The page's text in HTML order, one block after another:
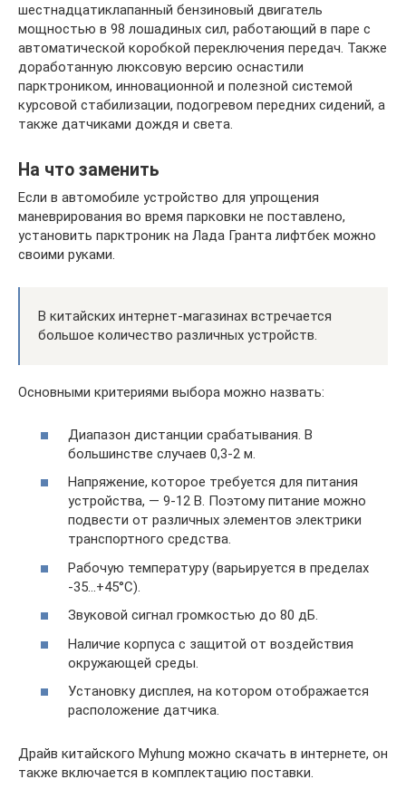
шестнадцатиклапанный бензиновый двигатель
мощностью в 98 лошадиных сил, работающий в паре с
автоматической коробкой переключения передач. Также
доработанную люксовую версию оснастили
парктроником, инновационной и полезной системой
курсовой стабилизации, подогревом передних сидений, а
также датчиками дождя и света.
На что заменить
Если в автомобиле устройство для упрощения
маневрирования во время парковки не поставлено,
установить парктроник на Лада Гранта лифтбек можно
своими руками.
В китайских интернет-магазинах встречается
большое количество различных устройств.
Основными критериями выбора можно назвать:
Диапазон дистанции срабатывания. В
большинстве случаев 0,3-2 м.
Напряжение, которое требуется для питания
устройства, — 9-12 В. Поэтому питание можно
подвести от различных элементов электрики
транспортного средства.
Рабочую температуру (варьируется в пределах
-35…+45°С).
Звуковой сигнал громкостью до 80 дБ.
Наличие корпуса с защитой от воздействия
окружающей среды.
Установку дисплея, на котором отображается
расположение датчика.
Драйв китайского Myhung можно скачать в интернете, он
также включается в комплектацию поставки.